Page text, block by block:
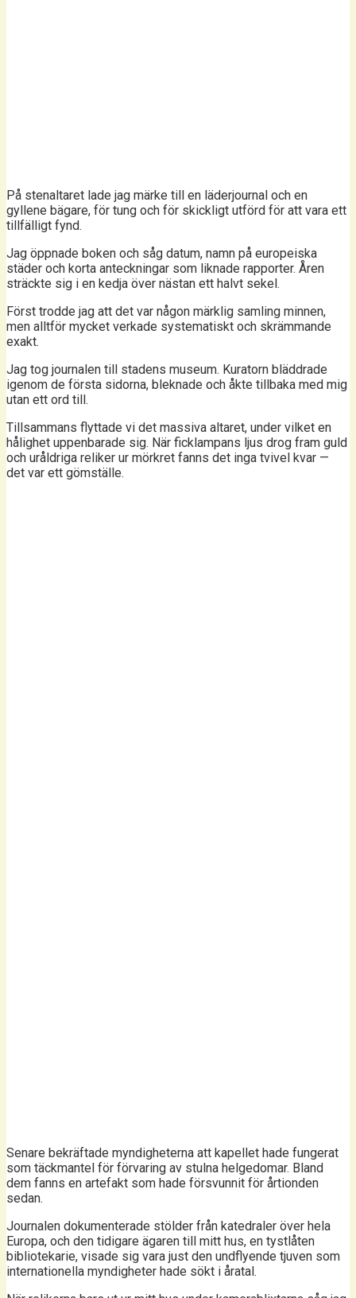
På stenaltaret lade jag märke till en läderjournal och en
gyllene bägare, för tung och för skickligt utförd för att vara ett
tillfälligt fynd.
Jag öppnade boken och såg datum, namn på europeiska
städer och korta anteckningar som liknade rapporter. Åren
sträckte sig i en kedja över nästan ett halvt sekel.
Först trodde jag att det var någon märklig samling minnen,
men alltför mycket verkade systematiskt och skrämmande
exakt.
Jag tog journalen till stadens museum. Kuratorn bläddrade
igenom de första sidorna, bleknade och åkte tillbaka med mig
utan ett ord till.
Tillsammans flyttade vi det massiva altaret, under vilket en
hålighet uppenbarade sig. När ficklampans ljus drog fram guld
och uråldriga reliker ur mörkret fanns det inga tvivel kvar —
det var ett gömställe.
Senare bekräftade myndigheterna att kapellet hade fungerat
som täckmantel för förvaring av stulna helgedomar. Bland
dem fanns en artefakt som hade försvunnit för årtionden
sedan.
Journalen dokumenterade stölder från katedraler över hela
Europa, och den tidigare ägaren till mitt hus, en tystlåten
bibliotekarie, visade sig vara just den undflyende tjuven som
internationella myndigheter hade sökt i åratal.